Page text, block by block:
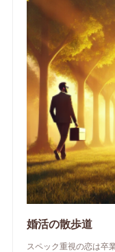
婚活の散歩道
スペック重視の恋は卒